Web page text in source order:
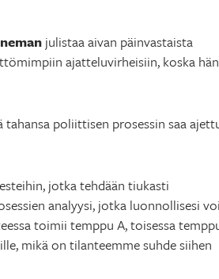
julistaa aivan päinvastaista
ajatteluvirheisiin, koska hän
poliittisen prosessin saa
jotka tehdään tiukasti
analyysi, jotka luonnollisesi
toimii temppu A, toisessa
mikä on tilanteemme suhde siihen